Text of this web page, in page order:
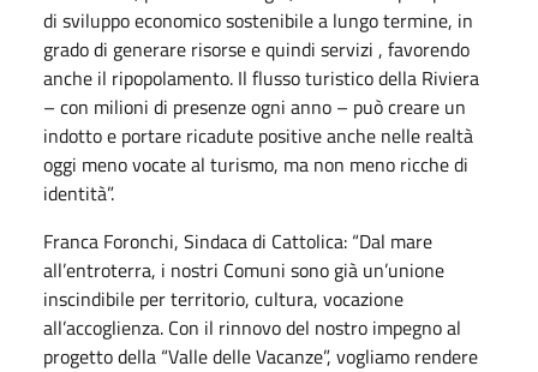
di sviluppo economico sostenibile a lungo termine, in
grado di generare risorse e quindi servizi , favorendo
anche il ripopolamento. Il flusso turistico della Riviera
– con milioni di presenze ogni anno – può creare un
indotto e portare ricadute positive anche nelle realtà
oggi meno vocate al turismo, ma non meno ricche di
identità”.
Franca Foronchi, Sindaca di Cattolica: “Dal mare
all’entroterra, i nostri Comuni sono già un’unione
inscindibile per territorio, cultura, vocazione
all’accoglienza. Con il rinnovo del nostro impegno al
progetto della “Valle delle Vacanze”, vogliamo rendere